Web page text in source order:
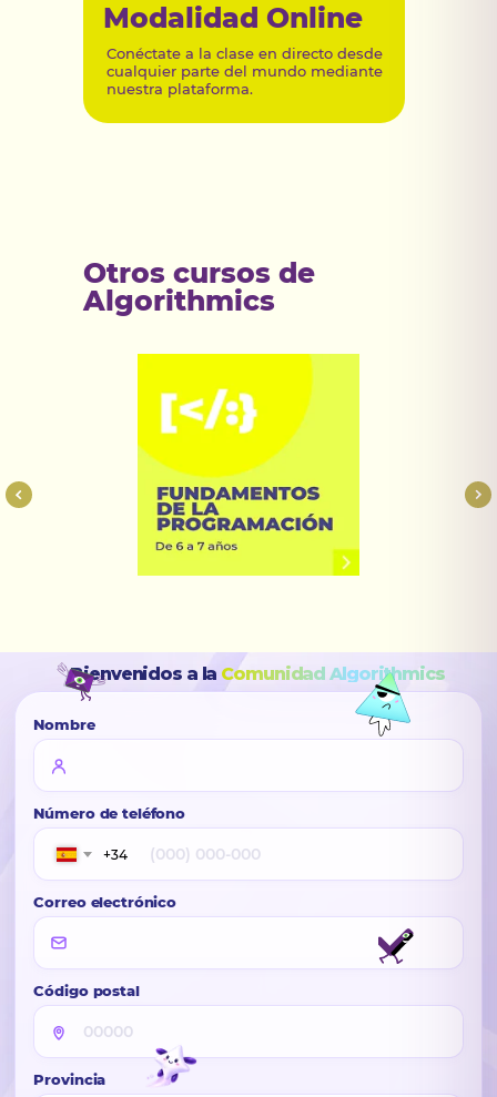
Conéctate a la clase en directo desde
cualquier parte del mundo mediante
nuestra plataforma.
Modalidad Online
Otros cursos de
Algorithmics
Bienvenidos a la Comunidad Algorithmics
Nombre
Número de teléfono
+34
Correo electrónico
Código postal
Provincia